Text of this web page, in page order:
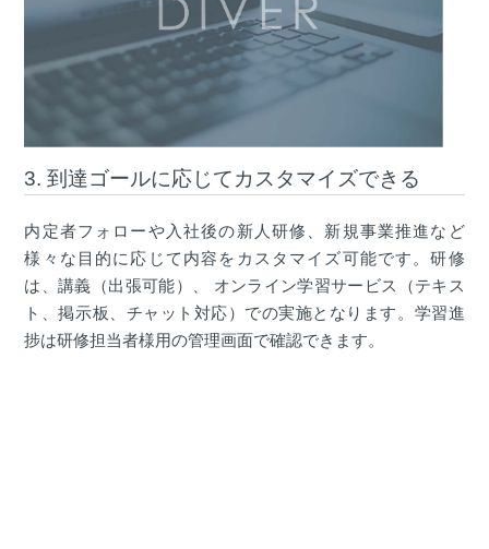
3. 到達ゴールに応じてカスタマイズできる
内定者フォローや入社後の新人研修、新規事業推進など
様々な目的に応じて内容をカスタマイズ可能です。研修
は、講義（出張可能）、 オンライン学習サービス（テキス
ト、掲示板、チャット対応）での実施となります。学習進
捗は研修担当者様用の管理画面で確認できます。